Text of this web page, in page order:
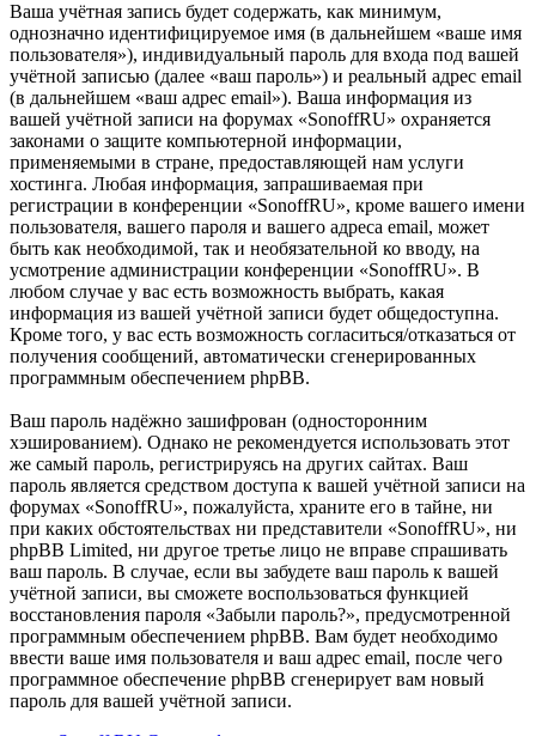
Ваша учётная запись будет содержать, как минимум,
однозначно идентифицируемое имя (в дальнейшем «ваше имя
пользователя»), индивидуальный пароль для входа под вашей
учётной записью (далее «ваш пароль») и реальный адрес email
(в дальнейшем «ваш адрес email»). Ваша информация из
вашей учётной записи на форумах «SonoffRU» охраняется
законами о защите компьютерной информации,
применяемыми в стране, предоставляющей нам услуги
хостинга. Любая информация, запрашиваемая при
регистрации в конференции «SonoffRU», кроме вашего имени
пользователя, вашего пароля и вашего адреса email, может
быть как необходимой, так и необязательной ко вводу, на
усмотрение администрации конференции «SonoffRU». В
любом случае у вас есть возможность выбрать, какая
информация из вашей учётной записи будет общедоступна.
Кроме того, у вас есть возможность согласиться/отказаться от
получения сообщений, автоматически сгенерированных
программным обеспечением phpBB.
Ваш пароль надёжно зашифрован (односторонним
хэшированием). Однако не рекомендуется использовать этот
же самый пароль, регистрируясь на других сайтах. Ваш
пароль является средством доступа к вашей учётной записи на
форумах «SonoffRU», пожалуйста, храните его в тайне, ни
при каких обстоятельствах ни представители «SonoffRU», ни
phpBB Limited, ни другое третье лицо не вправе спрашивать
ваш пароль. В случае, если вы забудете ваш пароль к вашей
учётной записи, вы сможете воспользоваться функцией
восстановления пароля «Забыли пароль?», предусмотренной
программным обеспечением phpBB. Вам будет необходимо
ввести ваше имя пользователя и ваш адрес email, после чего
программное обеспечение phpBB сгенерирует вам новый
пароль для вашей учётной записи.